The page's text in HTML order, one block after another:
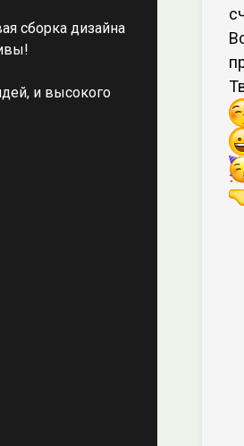
сборка дизайна
и высокого